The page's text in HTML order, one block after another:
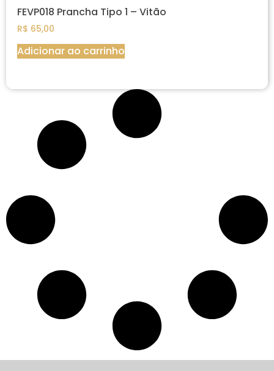
FEVP018 Prancha Tipo 1 – Vitão
R$ 65,00
Adicionar ao carrinho